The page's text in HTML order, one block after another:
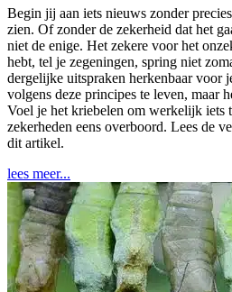
Begin jij aan iets nieuws zonder
zien. Of zonder de zekerheid dat het
niet de enige. Het zekere voor het
hebt, tel je zegeningen, spring niet
dergelijke uitspraken herkenbaar voor
volgens deze principes te leven, maar
Voel je het kriebelen om werkelijk iets
zekerheden eens overboord. Lees de
dit artikel.
lees meer...